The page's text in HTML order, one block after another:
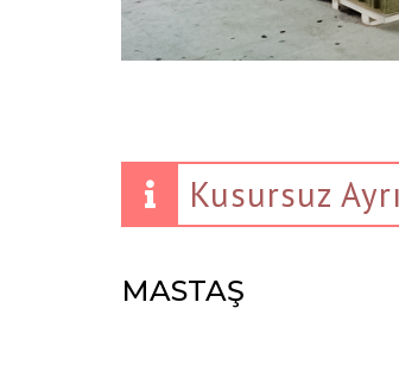
Kusursuz
MASTAŞ